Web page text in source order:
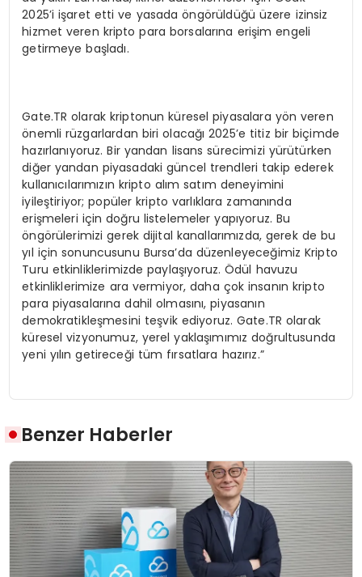
2025’i işaret etti ve yasada öngörüldüğü üzere izinsiz
hizmet veren kripto para borsalarına erişim engeli
getirmeye başladı.
Gate.TR olarak kriptonun küresel piyasalara yön veren
önemli rüzgarlardan biri olacağı 2025’e titiz bir biçimde
hazırlanıyoruz. Bir yandan lisans sürecimizi yürütürken
diğer yandan piyasadaki güncel trendleri takip ederek
kullanıcılarımızın kripto alım satım deneyimini
iyileştiriyor; popüler kripto varlıklara zamanında
erişmeleri için doğru listelemeler yapıyoruz. Bu
öngörülerimizi gerek dijital kanallarımızda, gerek de bu
yıl için sonuncusunu Bursa’da düzenleyeceğimiz Kripto
Turu etkinliklerimizde paylaşıyoruz. Ödül havuzu
etkinliklerimize ara vermiyor, daha çok insanın kripto
para piyasalarına dahil olmasını, piyasanın
demokratikleşmesini teşvik ediyoruz. Gate.TR olarak
küresel vizyonumuz, yerel yaklaşımımız doğrultusunda
yeni yılın getireceği tüm fırsatlara hazırız.”
Benzer Haberler